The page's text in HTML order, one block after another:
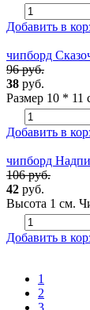
Добавить в
чипборд
96 руб.
38 руб.
Размер 10 * 11
Добавить в
чипборд
106 руб.
42 руб.
Высота 1 см.
Добавить в
1
2
3